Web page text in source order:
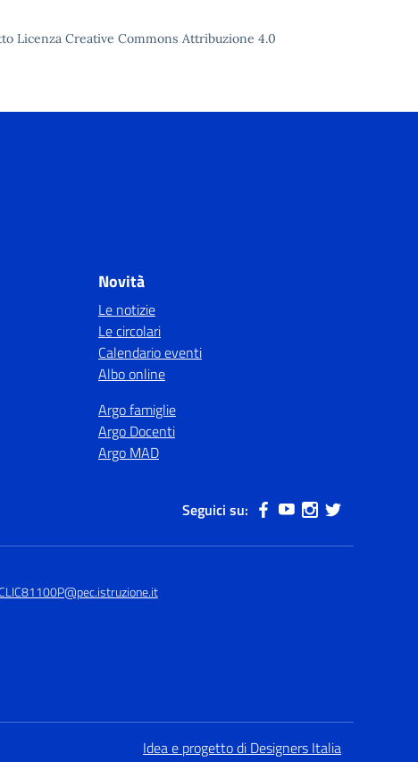
Licenza Creative Commons Attribuzione 4.0
Novità
Le notizie
Le circolari
Calendario eventi
Albo online
Argo famiglie
Argo Docenti
Argo MAD
Seguici su:
Idea e progetto di Designers Italia